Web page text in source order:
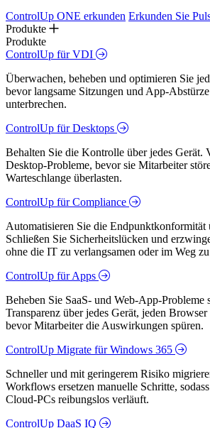
ControlUp ONE erkunden Erkunden Sie
Produkte
Produkte
ControlUp für VDI
Überwachen, beheben und optimieren Sie
bevor langsame Sitzungen und App-
unterbrechen.
ControlUp für Desktops
Behalten Sie die Kontrolle über jedes Gerät.
Desktop-Probleme, bevor sie Mitarbeiter
Warteschlange überlasten.
ControlUp für Compliance
Automatisieren Sie die Endpunktkonformität
Schließen Sie Sicherheitslücken und
ohne die IT zu verlangsamen oder im Weg
ControlUp für Apps
Beheben Sie SaaS- und Web-App-Probleme
Transparenz über jedes Gerät, jeden
bevor Mitarbeiter die Auswirkungen spüren.
ControlUp Migrate für Windows 365
Schneller und mit geringerem Risiko
Workflows ersetzen manuelle Schritte,
Cloud-PCs reibungslos verläuft.
ControlUp DaaS IQ